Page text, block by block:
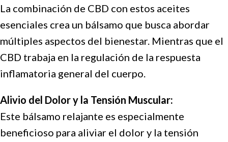
La combinación de CBD con estos aceites
esenciales crea un bálsamo que busca abordar
múltiples aspectos del bienestar. Mientras que el
CBD trabaja en la regulación de la respuesta
inflamatoria general del cuerpo.
Alivio del Dolor y la Tensión Muscular:
Este bálsamo relajante es especialmente
beneficioso para aliviar el dolor y la tensión